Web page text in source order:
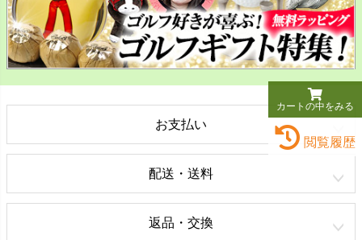
カートの中をみる
閲覧履歴
お支払い
配送・送料
返品・交換